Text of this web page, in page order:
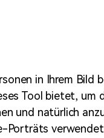
in Ihrem Bild
Tool bietet, um
und natürlich
Porträts